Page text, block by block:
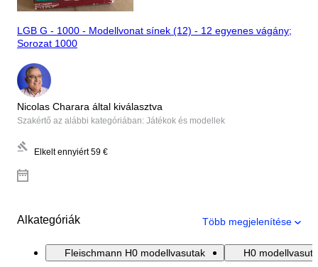
LGB G - 1000 - Modellvonat sínek (12) - 12 egyenes vágány;
Sorozat 1000
Nicolas Charara által kiválasztva
Szakértő az alábbi kategóriában: Játékok és modellek
Elkelt ennyiért 59 €
Alkategóriák Több megjelenítése
Fleischmann H0 modellvasutak H0